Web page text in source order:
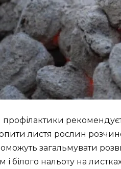
листя рослин
загальмувати
і білого нальоту на